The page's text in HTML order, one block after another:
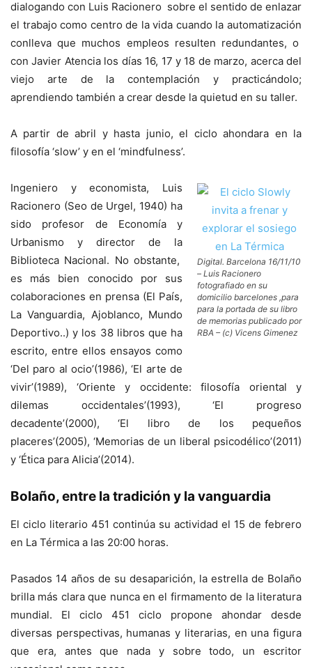
dialogando con Luis Racionero sobre el sentido de enlazar
el trabajo como centro de la vida cuando la automatización
conlleva que muchos empleos resulten redundantes, o
con Javier Atencia los días 16, 17 y 18 de marzo, acerca del
viejo arte de la contemplación y practicándolo;
aprendiendo también a crear desde la quietud en su taller.
A partir de abril y hasta junio, el ciclo ahondara en la
filosofía ‘slow’ y en el ‘mindfulness’.
Digital. Barcelona 16/11/10
– Luis Racionero
fotografiado en su
domicilio barcelones ,para
para la portada de su libro
de memorias publicado por
RBA – (c) Vicens Gimenez
Ingeniero y economista, Luis
Racionero (Seo de Urgel, 1940) ha
sido profesor de Economía y
Urbanismo y director de la
Biblioteca Nacional. No obstante,
es más bien conocido por sus
colaboraciones en prensa (El País,
La Vanguardia, Ajoblanco, Mundo
Deportivo..) y los 38 libros que ha
escrito, entre ellos ensayos como
‘Del paro al ocio’(1986), ‘El arte de
vivir’(1989), ‘Oriente y occidente: filosofía oriental y
dilemas occidentales’(1993), ‘El progreso
decadente’(2000), ‘El libro de los pequeños
placeres’(2005), ‘Memorias de un liberal psicodélico’(2011)
y ‘Ética para Alicia’(2014).
Bolaño, entre la tradición y la vanguardia
El ciclo literario 451 continúa su actividad el 15 de febrero
en La Térmica a las 20:00 horas.
Pasados 14 años de su desaparición, la estrella de Bolaño
brilla más clara que nunca en el firmamento de la literatura
mundial. El ciclo 451 ciclo propone ahondar desde
diversas perspectivas, humanas y literarias, en una figura
que era, antes que nada y sobre todo, un escritor